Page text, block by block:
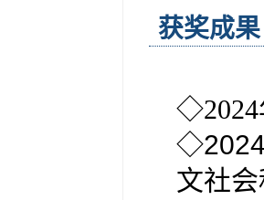
获奖成果
◇2024
◇
文社